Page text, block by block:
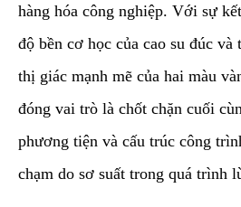
hàng hóa công nghiệp. Với sự
độ bền cơ học của cao su đúc và
thị giác mạnh mẽ của hai màu
đóng vai trò là chốt chặn cuối
phương tiện và cấu trúc công
chạm do sơ suất trong quá trình